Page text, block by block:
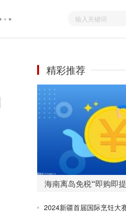
精彩推荐
2024新疆首届国际烹饪大